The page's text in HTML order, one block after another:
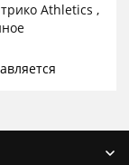
Athletics ,